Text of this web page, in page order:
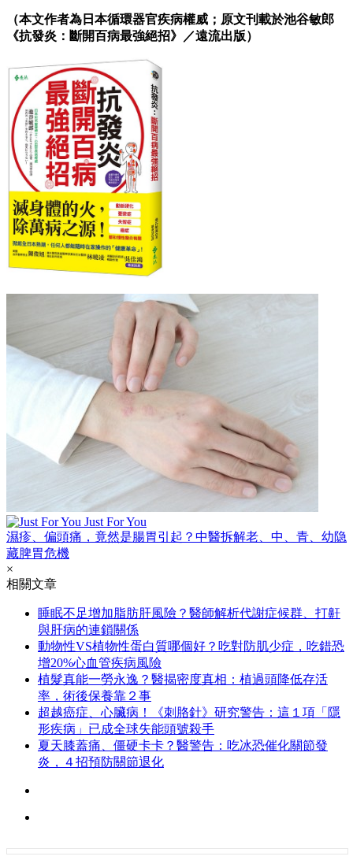
（本文作者為日本循環器官疾病權威；原文刊載於池谷敏郎
《抗發炎：斷開百病最強絕招》／遠流出版）
Just For You
濕疹、偏頭痛，竟然是腸胃引起？中醫拆解老、中、青、幼隐
藏脾胃危機
×
相關文章
睡眠不足增加脂肪肝風險？醫師解析代謝症候群、打鼾
與肝病的連鎖關係
動物性VS植物性蛋白質哪個好？吃對防肌少症，吃錯恐
增20%心血管疾病風險
植髮真能一勞永逸？醫揭密度真相：植過頭降低存活
率，術後保養靠２事
超越癌症、心臟病！《刺胳針》研究警告：這１項「隱
形疾病」已成全球失能頭號殺手
夏天膝蓋痛、僵硬卡卡？醫警告：吃冰恐催化關節發
炎，４招預防關節退化